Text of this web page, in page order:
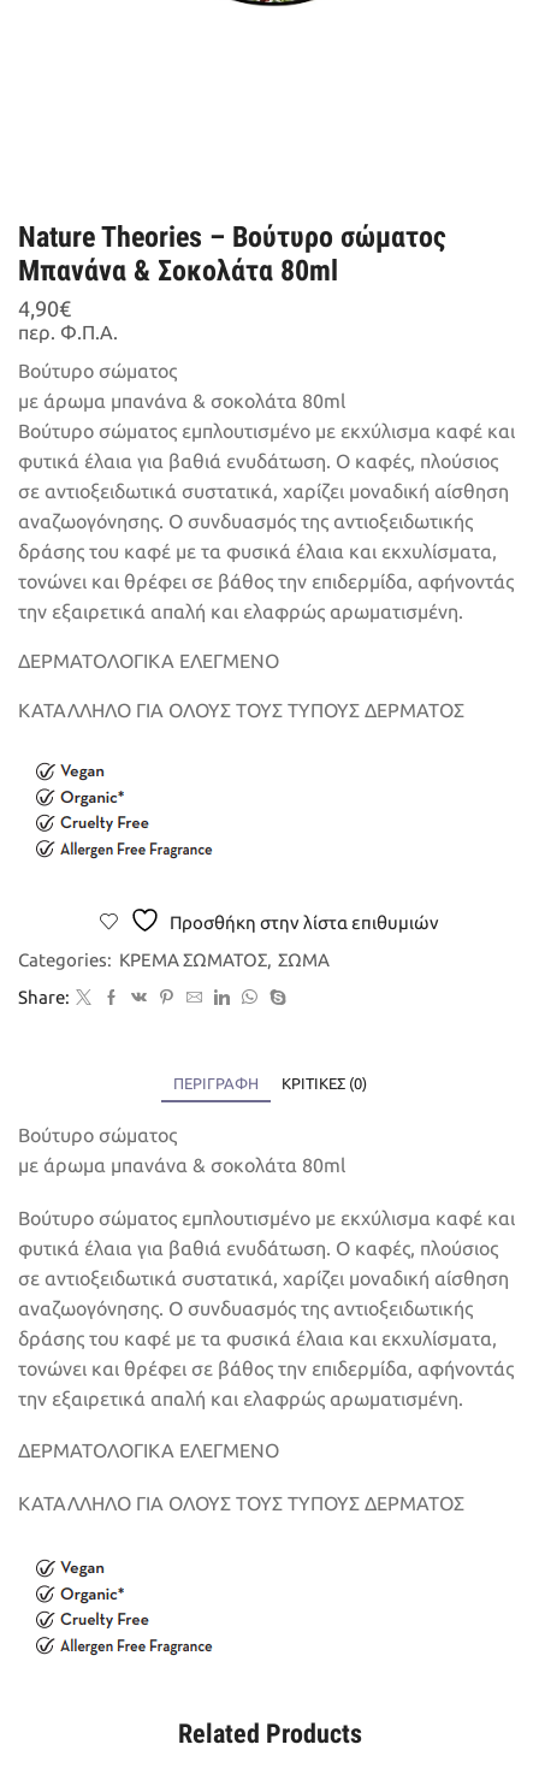
Nature Theories – Βούτυρο σώματος
Μπανάνα & Σοκολάτα 80ml
4,90€
περ. Φ.Π.Α.
Βούτυρο σώματος
με άρωμα μπανάνα & σοκολάτα 80ml
Βούτυρο σώματος εμπλουτισμένο με εκχύλισμα καφέ και
φυτικά έλαια για βαθιά ενυδάτωση. Ο καφές, πλούσιος
σε αντιοξειδωτικά συστατικά, χαρίζει μοναδική αίσθηση
αναζωογόνησης. Ο συνδυασμός της αντιοξειδωτικής
δράσης του καφέ με τα φυσικά έλαια και εκχυλίσματα,
τονώνει και θρέφει σε βάθος την επιδερμίδα, αφήνοντάς
την εξαιρετικά απαλή και ελαφρώς αρωματισμένη.
ΔΕΡΜΑΤΟΛΟΓΙΚΑ ΕΛΕΓΜΕΝΟ
ΚΑΤΑΛΛΗΛΟ ΓΙΑ ΟΛΟΥΣ ΤΟΥΣ ΤΥΠΟΥΣ ΔΕΡΜΑΤΟΣ
Προσθήκη στην λίστα επιθυμιών
Categories: ΚΡΕΜΑ ΣΩΜΑΤΟΣ, ΣΩΜΑ
Share:
ΠΕΡΙΓΡΑΦΉ ΚΡΙΤΙΚΈΣ (0)
Βούτυρο σώματος
με άρωμα μπανάνα & σοκολάτα 80ml
Βούτυρο σώματος εμπλουτισμένο με εκχύλισμα καφέ και
φυτικά έλαια για βαθιά ενυδάτωση. Ο καφές, πλούσιος
σε αντιοξειδωτικά συστατικά, χαρίζει μοναδική αίσθηση
αναζωογόνησης. Ο συνδυασμός της αντιοξειδωτικής
δράσης του καφέ με τα φυσικά έλαια και εκχυλίσματα,
τονώνει και θρέφει σε βάθος την επιδερμίδα, αφήνοντάς
την εξαιρετικά απαλή και ελαφρώς αρωματισμένη.
ΔΕΡΜΑΤΟΛΟΓΙΚΑ ΕΛΕΓΜΕΝΟ
ΚΑΤΑΛΛΗΛΟ ΓΙΑ ΟΛΟΥΣ ΤΟΥΣ ΤΥΠΟΥΣ ΔΕΡΜΑΤΟΣ
Related Products